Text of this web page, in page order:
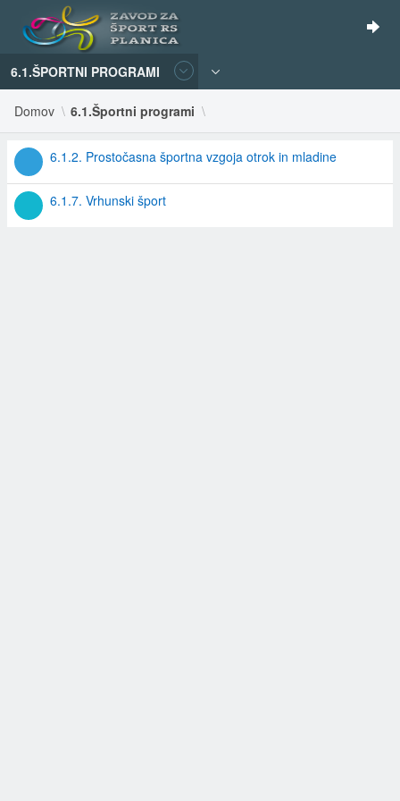
6.1.ŠPORTNI PROGRAMI
Domov 6.1.Športni programi
6.1.2. Prostočasna športna vzgoja otrok in mladine
6.1.7. Vrhunski šport